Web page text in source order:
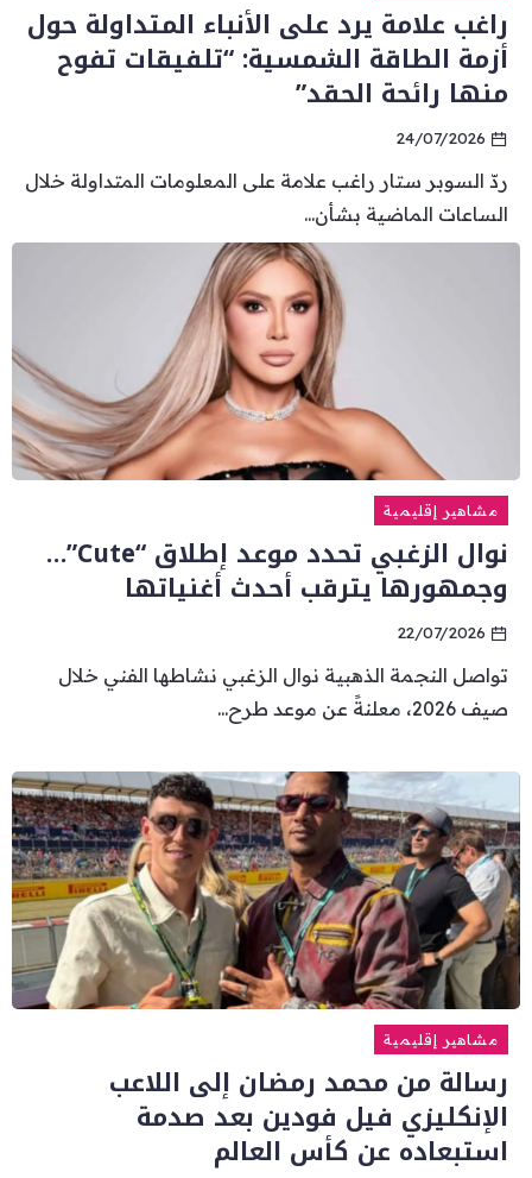
راغب علامة يرد على الأنباء المتداولة حول
أزمة الطاقة الشمسية: “تلفيقات تفوح
منها رائحة الحقد”
24/07/2026
ردّ السوبر ستار راغب علامة على المعلومات المتداولة خلال
الساعات الماضية بشأن...
مشاهير إقليمية
نوال الزغبي تحدد موعد إطلاق “Cute”…
وجمهورها يترقب أحدث أغنياتها
22/07/2026
تواصل النجمة الذهبية نوال الزغبي نشاطها الفني خلال
صيف 2026، معلنةً عن موعد طرح...
مشاهير إقليمية
رسالة من محمد رمضان إلى اللاعب
الإنكليزي فيل فودين بعد صدمة
استبعاده عن كأس العالم